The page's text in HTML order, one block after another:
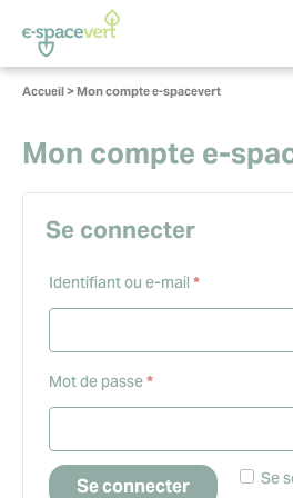
Panneau de gestion des cookies
Vous
Accueil>Mon compte e-spacevert
Mon compte e-
Se connecter
Identifiant ou e-mail *Obligatoire
Mot de passe*Obligatoire
Se
Se connecter